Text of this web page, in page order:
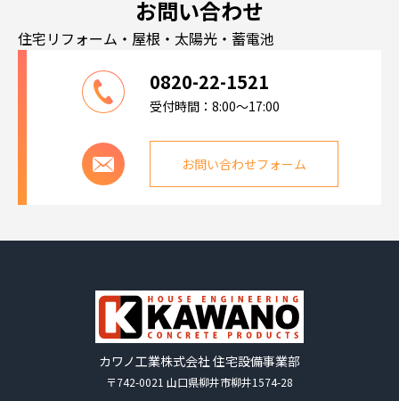
お問い合わせ
住宅リフォーム・屋根・太陽光・蓄電池
0820-22-1521
受付時間：8:00～17:00
お問い合わせフォーム
カワノ工業株式会社 住宅設備事業部
〒742-0021 山口県柳井市柳井1574-28